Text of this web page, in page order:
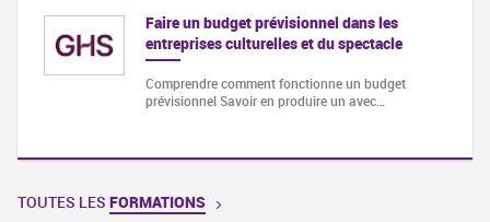
Faire un budget prévisionnel dans les
entreprises culturelles et du spectacle
Comprendre comment fonctionne un budget
prévisionnel Savoir en produire un avec…
TOUTES LES FORMATIONS